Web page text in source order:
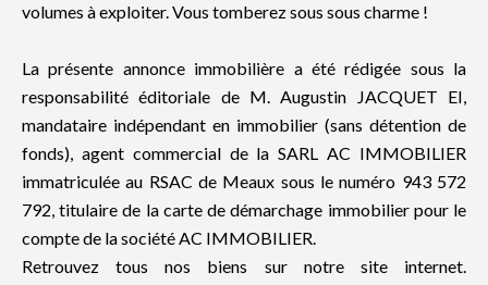
volumes à exploiter. Vous tomberez sous sous charme !
La présente annonce immobilière a été rédigée sous la
responsabilité éditoriale de M. Augustin JACQUET EI,
mandataire indépendant en immobilier (sans détention de
fonds), agent commercial de la SARL AC IMMOBILIER
immatriculée au RSAC de Meaux sous le numéro 943 572
792, titulaire de la carte de démarchage immobilier pour le
compte de la société AC IMMOBILIER.
Retrouvez tous nos biens sur notre site internet.